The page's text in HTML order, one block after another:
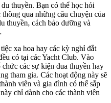
thuyền. Bạn có thể học hỏi
qua những câu chuyện của
thuyền, cách bảo dưỡng và
xa hoa hay các kỳ nghỉ đắt
có tại các Yacht Club. Vào
các sự kiện đua thuyền hay
tham gia. Các hoạt động này sẽ
viên và gia đình có thể sắp
chỉ dành cho các thành viên